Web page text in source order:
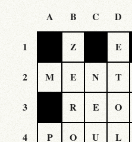
A B C D
1 Z E
2 M E N T
3 R E O
4 P O U L